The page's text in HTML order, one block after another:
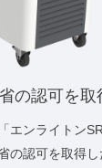
の認可を取
エンライトン
の認可を取得